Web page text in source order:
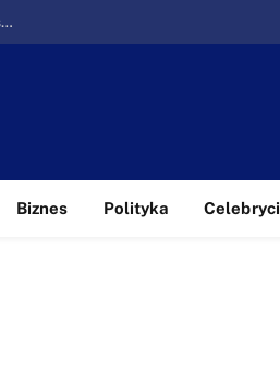
Ucieczka z piekła: Pierwszy samolot z Polakami wylądował w Warszawie
Biznes Polityka Celebryci